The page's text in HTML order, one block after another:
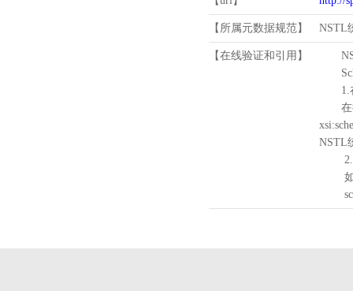
【所属元数据规范】 NSTL
【在线验证和引用】
1.
在待
NSTL
2.
如需